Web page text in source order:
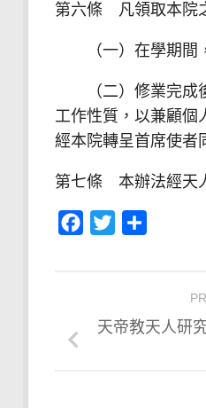
第六條 凡領取本院
（一）在學期間，
（二）修業完成後
工作性質，以兼顧個
經本院轉呈首席使者
第七條 本辦法經天
Facebook
Twitter
天帝教天人研